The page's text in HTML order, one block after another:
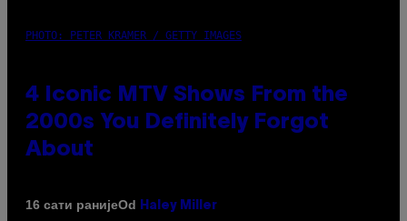
PHOTO: PETER KRAMER / GETTY IMAGES
4 Iconic MTV Shows From the
2000s You Definitely Forgot
About
16 сати ранијеOd Haley Miller